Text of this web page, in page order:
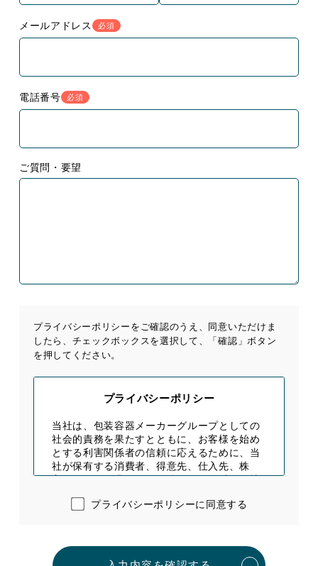
メールアドレス 必須
電話番号 必須
ご質問・要望
プライバシーポリシーをご確認のうえ、同意いただけま
したら、 チェックボックスを選択して、「確認」ボタン
を押してください。
プライバシーポリシー
当社は、包装容器メーカーグループとしての
社会的責務を果たすとともに、お客様を始め
とする利害関係者の信頼に応えるために、当
社が保有する消費者、得意先、仕入先、株
主、役員、従業員、その他の個人（以下、情
指針として本方針を定めます。
当社は、公正かつ適法な手段により個人情報を取
プライバシーポリシーに同意する